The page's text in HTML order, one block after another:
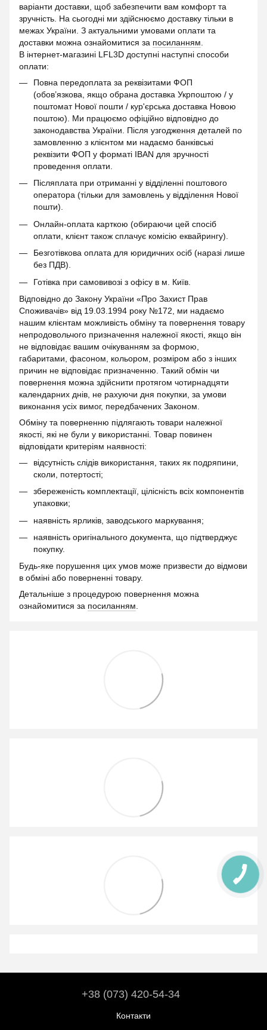
варіанти доставки, щоб забезпечити вам комфорт та
зручність. На сьогодні ми здійснюємо доставку тільки в
межах України. З актуальними умовами оплати та
доставки можна ознайомитися за посиланням
В інтернет-магазині LFL3D доступні наступні способи
оплати:
Повна передоплата за реквізитами ФОП
(обов’язкова, якщо обрана доставка Укрпоштою / у
поштомат Нової пошти / кур'єрська доставка Новою
поштою). Ми працюємо офіційно відповідно до
законодавства України. Після узгодження деталей по
замовленню з клієнтом ми надаємо банківські
реквізити ФОП у форматі IBAN для зручності
проведення оплати.
Післяплата при отриманні у відділенні поштового
оператора (тільки для замовлень у відділення Нової
пошти).
Онлайн-оплата карткою (обираючи цей спосіб
оплати, клієнт також сплачує комісію еквайрингу).
Безготівкова оплата для юридичних осіб (наразі лише
без ПДВ).
Готівка при самовивозі з офісу в м. Київ.
Відповідно до Закону України «Про Захист Прав
Споживачів» від 19.03.1994 року №172, ми надаємо
нашим клієнтам можливість обміну та повернення товару
непродовольчого призначення належної якості, якщо він
не відповідає вашим очікуванням за формою,
габаритами, фасоном, кольором, розміром або з інших
причин не відповідає призначенню. Такий обмін чи
повернення можна здійснити протягом чотирнадцяти
календарних днів, не рахуючи дня покупки, за умови
виконання усіх вимог, передбачених Законом.
Обміну та поверненню підлягають товари належної
якості, які не були у використанні. Товар повинен
відповідати критеріям наявності:
відсутність слідів використання, таких як подряпини,
сколи, потертості;
збереженість комплектації, цілісність всіх компонентів
упаковки;
наявність ярликів, заводського маркування;
наявність оригінального документа, що підтверджує
покупку.
Будь-яке порушення цих умов може призвести до відмови
в обміні або поверненні товару.
Детальніше з процедурою повернення можна
ознайомитися за посиланням.
+38 (073) 420-54-34
Контакти